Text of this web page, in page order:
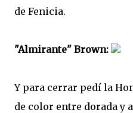
de Fenicia.
"Almirante" Brown:
Y para cerrar pedí la
de color entre dorada y